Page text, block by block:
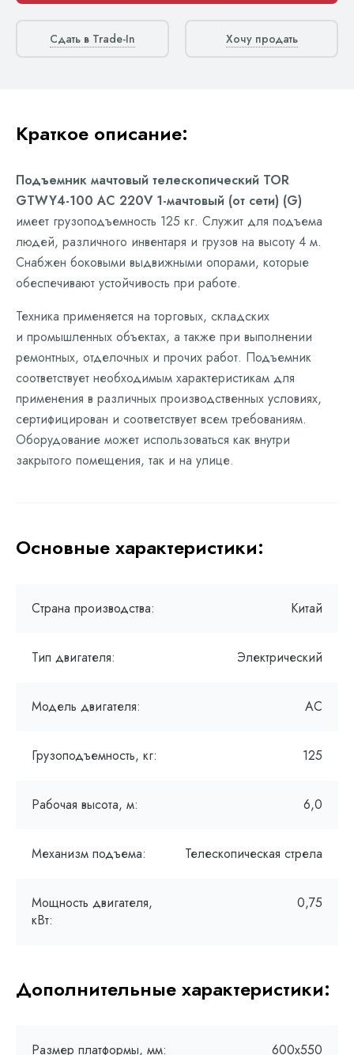
Сдать в Trade-In Хочу продать
Краткое описание:
Подъемник мачтовый телескопический TOR
GTWY4-100 AC 220V 1-мачтовый (от сети) (G)
имеет грузоподъемность 125 кг. Служит для подъема
людей, различного инвентаря и грузов на высоту 4 м.
Снабжен боковыми выдвижными опорами, которые
обеспечивают устойчивость при работе.
Техника применяется на торговых, складских
и промышленных объектах, а также при выполнении
ремонтных, отделочных и прочих работ. Подъемник
соответствует необходимым характеристикам для
применения в различных производственных условиях,
сертифицирован и соответствует всем требованиям.
Оборудование может использоваться как внутри
закрытого помещения, так и на улице.
Основные характеристики:
Страна производства: Китай
Тип двигателя: Электрический
Модель двигателя: AC
Грузоподъемность, кг: 125
Рабочая высота, м: 6,0
Механизм подъема: Телескопическая стрела
Мощность двигателя,
кВт:
0,75
Дополнительные характеристики:
Размер платформы, мм: 600х550